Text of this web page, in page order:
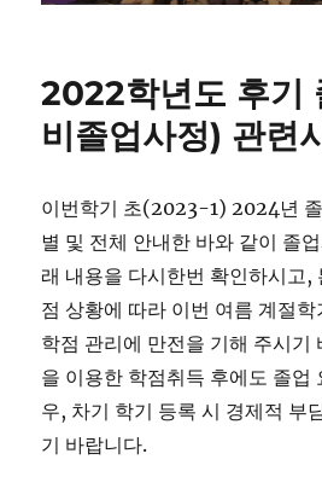
2022학년도 후기
비졸업사정) 관련
이번학기 초(2023-1) 2024년
별 및 전체 안내한 바와 같이 졸
래 내용을 다시한번 확인하시고,
점 상황에 따라 이번 여름 계절
학점 관리에 만전을 기해 주시기
을 이용한 학점취득 후에도 졸업
우, 차기 학기 등록 시 경제적 부
기 바랍니다.